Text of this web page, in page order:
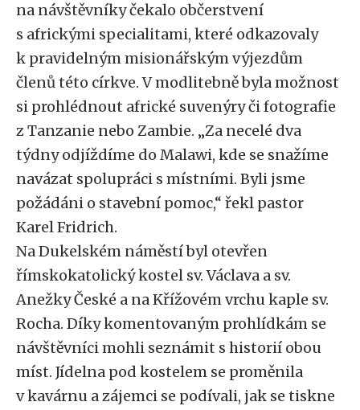
na návštěvníky čekalo občerstvení
s africkými specialitami, které odkazovaly
k pravidelným misionářským výjezdům
členů této církve. V modlitebně byla možnost
si prohlédnout africké suvenýry či fotografie
z Tanzanie nebo Zambie. „Za necelé dva
týdny odjíždíme do Malawi, kde se snažíme
navázat spolupráci s místními. Byli jsme
požádáni o stavební pomoc,“ řekl pastor
Karel Fridrich.
Na Dukelském náměstí byl otevřen
římskokatolický kostel sv. Václava a sv.
Anežky České a na Křížovém vrchu kaple sv.
Rocha. Díky komentovaným prohlídkám se
návštěvníci mohli seznámit s historií obou
míst. Jídelna pod kostelem se proměnila
v kavárnu a zájemci se podívali, jak se tiskne